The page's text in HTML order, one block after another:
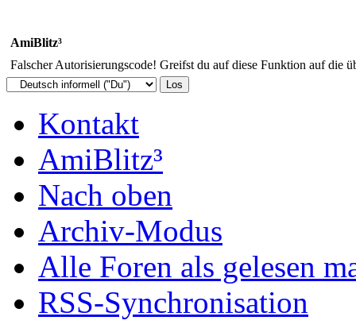
AmiBlitz³
Falscher Autorisierungscode! Greifst du auf diese Funktion auf die
Kontakt
AmiBlitz³
Nach oben
Archiv-Modus
Alle Foren als gelesen
RSS-Synchronisation